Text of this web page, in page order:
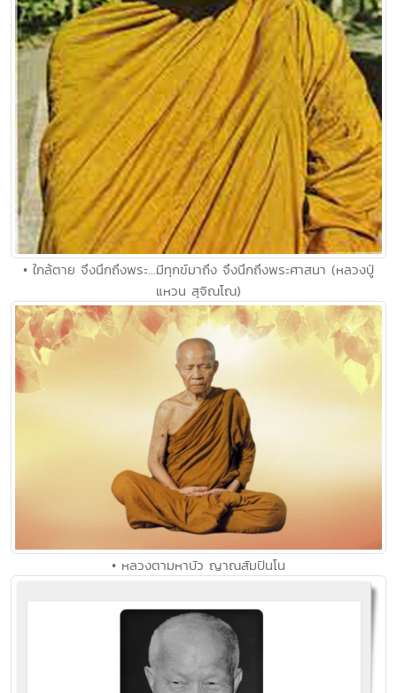
• ใกล้ตาย จึงนึกถึงพระ...มีทุกข์มาถึง จึงนึกถึงพระศาสนา (หลวงปู่
แหวน สุจิณโณ)
• หลวงตามหาบัว ญาณสัมปันโน